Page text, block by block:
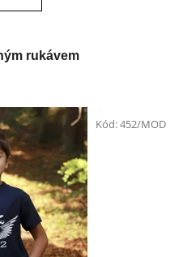
rukávem
Kód:452/MOD